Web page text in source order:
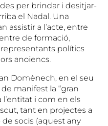
per brindar i desitjar-
el Nadal. Una
assistir a l’acte, entre
de formació,
polítics
anoiencs.
Domènech, en el seu
manifest la “gran
i com en els
tant en projectes a
socis (aquest any